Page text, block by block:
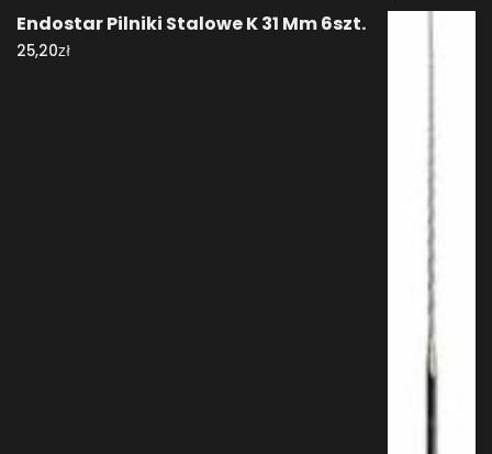
Endostar Pilniki Stalowe K 31 Mm 6szt.
25,20zł